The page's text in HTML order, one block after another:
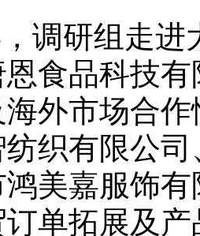
调研组走进
食品科技
外市场合
纺织有限公
美嘉服饰
单拓展及